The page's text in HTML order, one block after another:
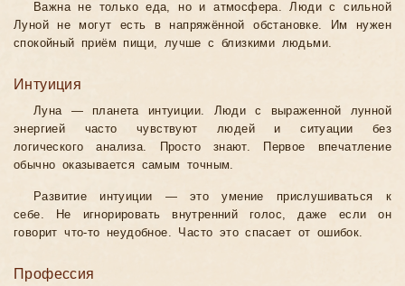
Важна не только еда, но и атмосфера. Люди с сильной
Луной не могут есть в напряжённой обстановке. Им нужен
спокойный приём пищи, лучше с близкими людьми.
Интуиция
Луна — планета интуиции. Люди с выраженной лунной
энергией часто чувствуют людей и ситуации без
логического анализа. Просто знают. Первое впечатление
обычно оказывается самым точным.
Развитие интуиции — это умение прислушиваться к
себе. Не игнорировать внутренний голос, даже если он
говорит что-то неудобное. Часто это спасает от ошибок.
Профессия